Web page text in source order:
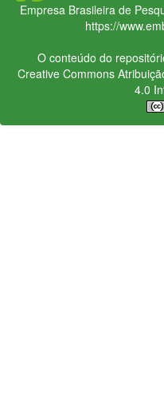
Empresa Brasileira de
https://
O conteúdo do
Creative Commons
4.0